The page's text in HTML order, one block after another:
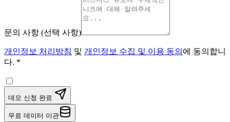
문의 사항 (선택 사항)
개인정보 처리방침 및 개인정보 수집 및 이용 동의 에 동의합니
다. *
데모 신청 완료
무료 데이터 이관